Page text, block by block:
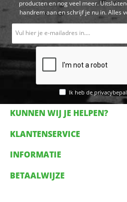
producten en nog veel meer.
handrem aan en schrijf je nu in. Alles
Ik heb de
KUNNEN WIJ JE HELPEN?
KLANTENSERVICE
INFORMATIE
BETAALWIJZE